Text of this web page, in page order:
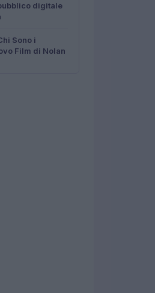
digitale
Sono i
Film di Nolan